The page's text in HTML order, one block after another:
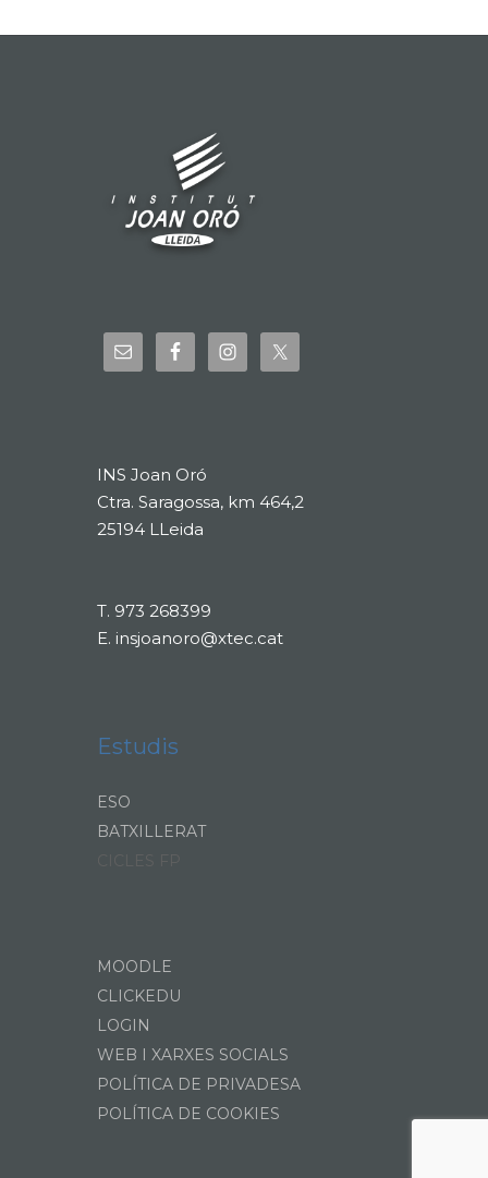
INS Joan Oró
Ctra. Saragossa, km 464,2
25194 LLeida
T. 973 268399
E. insjoanoro@xtec.cat
Estudis
ESO
BATXILLERAT
MOODLE
CLICKEDU
LOGIN
WEB I XARXES SOCIALS
POLÍTICA DE PRIVADESA
POLÍTICA DE COOKIES